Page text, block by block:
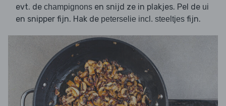
evt. de champignons en snijd ze in plakjes. Pel de ui
en snipper fijn. Hak de peterselie incl. steeltjes fijn.